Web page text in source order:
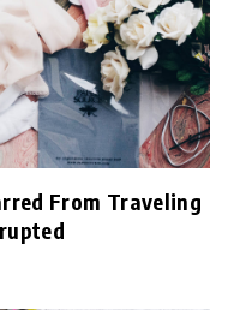
From Traveling